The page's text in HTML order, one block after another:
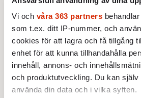
Vi och våra 363 partners
som t.ex. ditt IP-nummer, och
cookies för att lagra och få tillgång
enhet för att kunna tillhandahålla
innehåll, annons- och
och produktutveckling. Du kan
använda din data och i vilka syften.
som statsminister. Det
frågor som stora. En
grisen i säcken, muttras
Ändå insisterar väljarkåren
mätning på det
relativa tydligheten och
Ulf Kristerssons erbjudande.